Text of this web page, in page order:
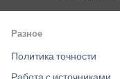
Разное
Политика точности